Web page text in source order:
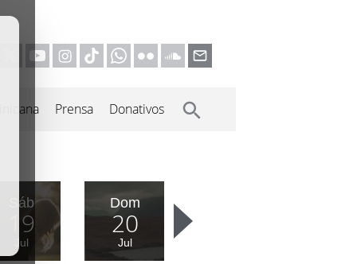
Prensa Donativos
Sáb
19
Jul
Dom
20
Jul